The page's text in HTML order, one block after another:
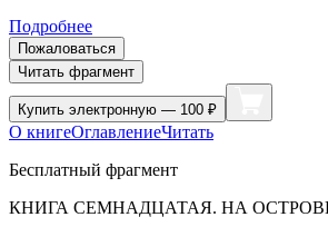
Подробнее
Пожаловаться
Читать фрагмент
Купить электронную — 100 ₽
О книгеОглавлениеЧитать
Бесплатный фрагмент
КНИГА СЕМНАДЦАТАЯ. НА